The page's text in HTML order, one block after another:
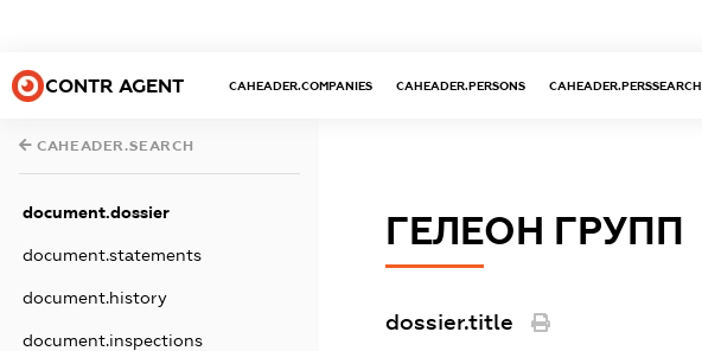
CONTR AGENT CAHEADER.COMPANIES CAHEADER.PERSONS CAHEADER.PERSSEARCH
CAHEADER.SEARCH
document.dossier
document.statements
document.history
document.inspections
ГЕЛЕОН ГРУПП
dossier.title